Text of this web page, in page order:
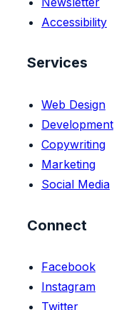
Accessibility
Services
Web Design
Development
Copywriting
Marketing
Social Media
Connect
Facebook
Instagram
Twitter